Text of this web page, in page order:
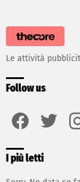
Le attività
Follow us
I più letti